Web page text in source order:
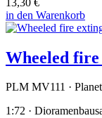
in den Warenkorb
Wheeled
PLM MV111 ·
1:72 ·